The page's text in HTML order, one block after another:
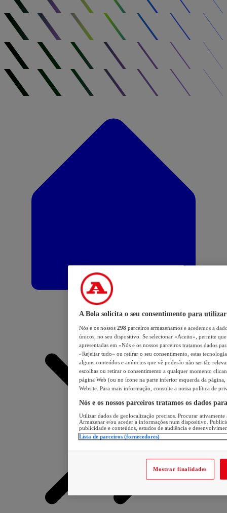
A Bola solicita o seu consentimento para utilizar
Nós e os nossos 298 parceiros armazenamos e acedemos a
únicos, no seu dispositivo. Se selecionar «Aceito», permite
apresentadas em «Nós e os nossos parceiros tratamos dados
«Rejeitar tudo» ou retirar o seu consentimento, estas
alguns conteúdos e anúncios que vê poderão não ser tão
escolhas ou retirar o consentimento a qualquer momento
página Web (ou no ícone na parte inferior esquerda da página,
Website. Para mais informação, consulte a nossa política de
Nós e os nossos parceiros tratamos os dados
Utilizar dados de geolocalização precisos. Procurar
Armazenar e/ou aceder a informações num dispositivo.
publicidade e conteúdos, estudos de audiência e
Lista de parceiros (fornecedores)
Mostrar finalidades